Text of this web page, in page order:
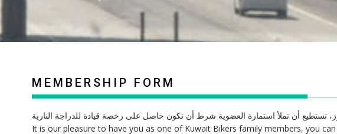
MEMBERSHIP FORM
تستطيع أن تملأ استمارة العضوية شرط أن تكون حاصل على رخصة قيادة للدراجة النارية
It is our pleasure to have you as one of Kuwait Bikers family members, you